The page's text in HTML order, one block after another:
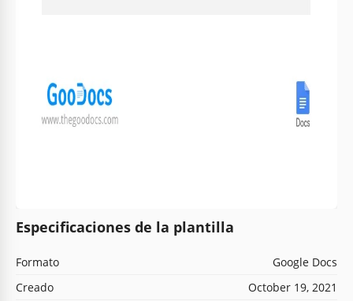
Especificaciones de la plantilla
Formato
Google Docs
Creado
October 19, 2021